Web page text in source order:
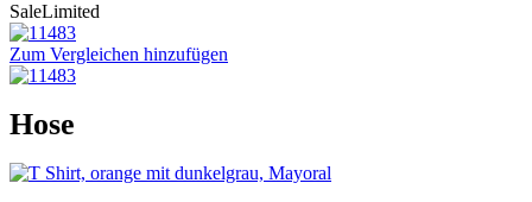
SaleLimited
Zum Vergleichen hinzufügen
Hose